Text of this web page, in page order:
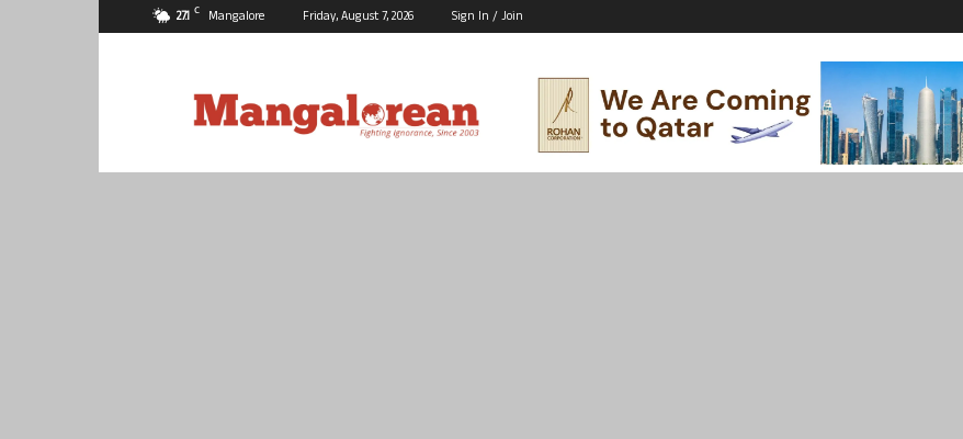
27.1 C Mangalore Friday, August 7, 2026 Sign In / Join